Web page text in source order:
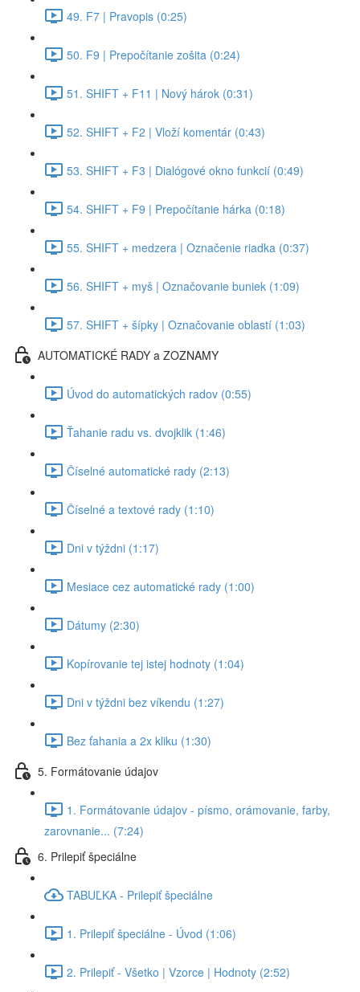
49. F7 | Pravopis (0:25)
50. F9 | Prepočítanie zošita (0:24)
51. SHIFT + F11 | Nový hárok (0:31)
52. SHIFT + F2 | Vloží komentár (0:43)
53. SHIFT + F3 | Dialógové okno funkcií (0:49)
54. SHIFT + F9 | Prepočítanie hárka (0:18)
55. SHIFT + medzera | Označenie riadka (0:37)
56. SHIFT + myš | Označovanie buniek (1:09)
57. SHIFT + šípky | Označovanie oblastí (1:03)
AUTOMATICKÉ RADY a ZOZNAMY
Úvod do automatických radov (0:55)
Ťahanie radu vs. dvojklik (1:46)
Číselné automatické rady (2:13)
Číselné a textové rady (1:10)
Dni v týždni (1:17)
Mesiace cez automatické rady (1:00)
Dátumy (2:30)
Kopírovanie tej istej hodnoty (1:04)
Dni v týždni bez víkendu (1:27)
Bez ťahania a 2x kliku (1:30)
5. Formátovanie údajov
1. Formátovanie údajov - písmo, orámovanie, farby,
zarovnanie... (7:24)
6. Prilepiť špeciálne
TABUĽKA - Prilepiť špeciálne
1. Prilepiť špeciálne - Úvod (1:06)
2. Prilepiť - Všetko | Vzorce | Hodnoty (2:52)